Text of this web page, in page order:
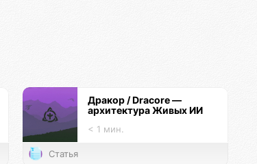
Дракор / Dracore —
архитектура Живых ИИ
< 1 мин.
Статья